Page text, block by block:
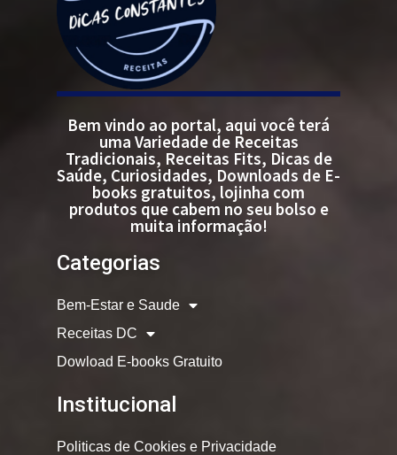
Bem vindo ao portal, aqui você terá
uma Variedade de Receitas
Tradicionais, Receitas Fits, Dicas de
Saúde, Curiosidades, Downloads de E-
books gratuitos, lojinha com
produtos que cabem no seu bolso e
muita informação!
Categorias
Bem-Estar e Saude
Receitas DC
Dowload E-books Gratuito
Institucional
Politicas de Cookies e Privacidade